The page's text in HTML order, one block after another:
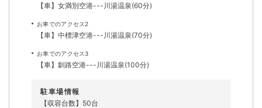
【車】女満別空港---川湯温泉(60分)
お車でのアクセス2
【車】中標津空港---川湯温泉(70分)
お車でのアクセス3
【車】釧路空港---川湯温泉(100分)
駐車場情報
【収容台数】50台